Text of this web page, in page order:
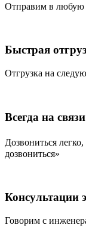
Отправим в любую
Быстрая
Отгрузка на
Всегда на связи
Дозвониться
дозвониться»
Консультации
Говорим с